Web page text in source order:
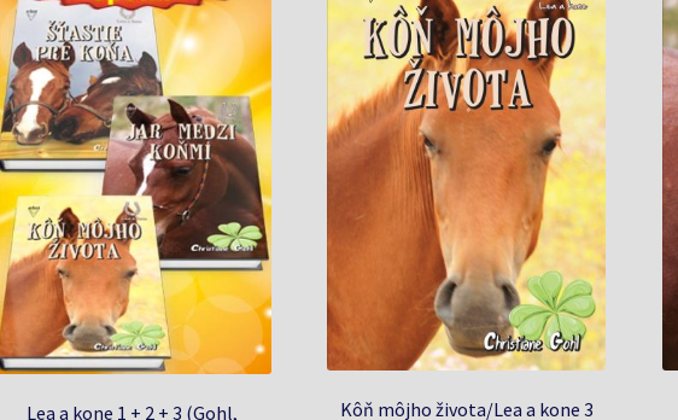
Lea a kone 1 + 2 + 3 (Gohl,
Kôň môjho života/Lea a kone 3